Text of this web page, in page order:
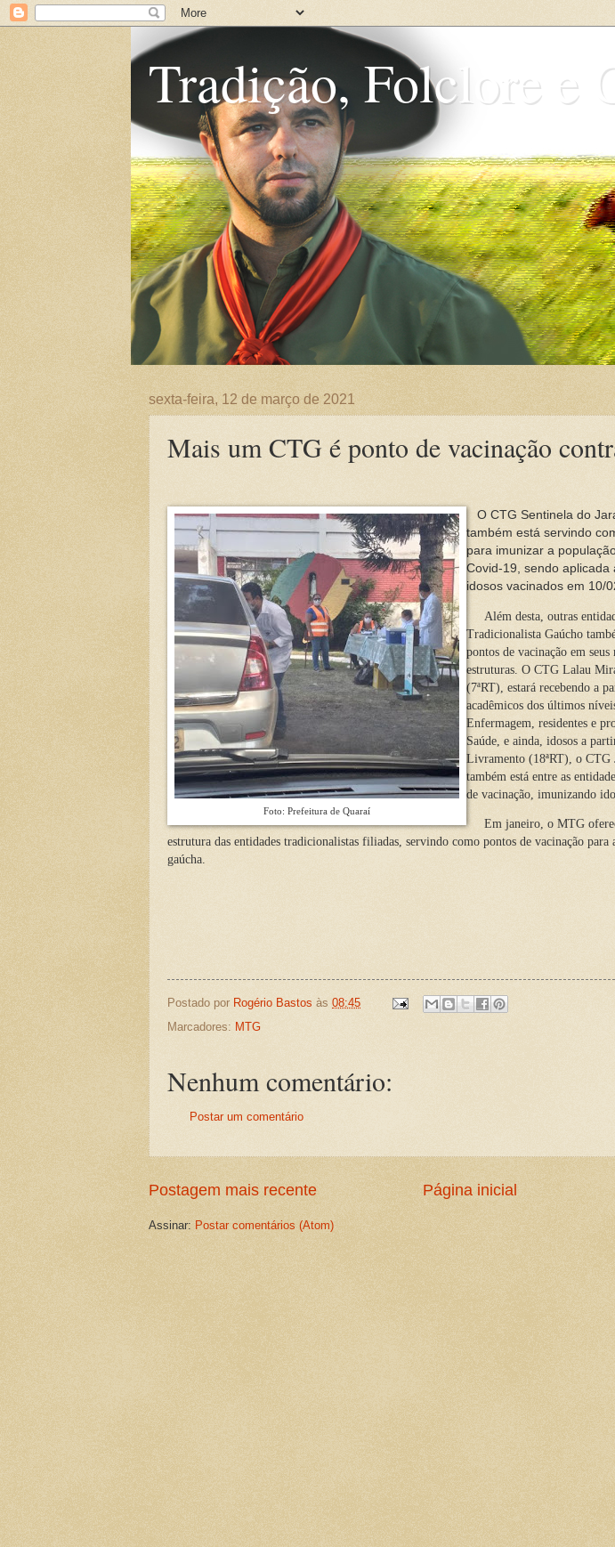
Tradição, Folclore e
sexta-feira, 12 de março de 2021
Mais um CTG é ponto de vacinação
Foto: Prefeitura de Quaraí
O CTG Sentinela do
também está servindo
para imunizar a
Covid-19, sendo aplicada
idosos vacinados em 10/
Além desta, outras
Tradicionalista Gaúcho
pontos de vacinação em
estruturas. O CTG Lalau
(7ªRT), estará recebendo a
acadêmicos dos últimos
Enfermagem, residentes e
Saúde, e ainda, idosos a
Livramento (18ªRT), o CTG
também está entre as
de vacinação, imunizando
Em janeiro, o MTG
estrutura das entidades tradicionalistas filiadas, servindo como pontos de vacinação para
gaúcha.
Postado por Rogério Bastos às 08:45
Marcadores: MTG
Nenhum comentário:
Postar um comentário
Postagem mais recente Página inicial
Assinar: Postar comentários (Atom)